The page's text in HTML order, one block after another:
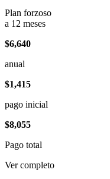
Plan forzoso
a 12 meses
$6,640
anual
$1,415
pago inicial
$8,055
Pago total
Ver completo